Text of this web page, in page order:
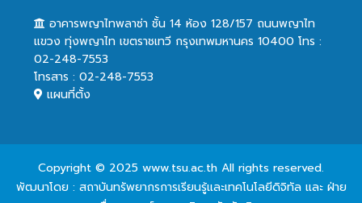
อาคารพญาไทพลาซ่า ชั้น 14 ห้อง 128/157 ถนนพญาไท
แขวง ทุ่งพญาไท เขตราชเทวี กรุงเทพมหานคร 10400 โทร :
02-248-7553
โทรสาร : 02-248-7553
แผนที่ตั้ง
Copyright © 2025 www.tsu.ac.th All rights reserved.
พัฒนาโดย : สถาบันทรัพยากรการเรียนรู้และเทคโนโลยีดิจิทัล และ ฝ่าย